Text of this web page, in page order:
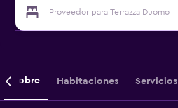
Proveedor para Terrazza Duomo
Sobre Habitaciones Servicios